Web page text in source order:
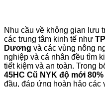
Nhu cầu về không gian lưu
các trung tâm kinh tế như
Dương và các vùng nông
nghiệp và cá nhân đều tìm
tiết kiệm và an toàn. Trong
45HC Cũ NYK độ mới 80%
đầu, đáp ứng hoàn hảo các